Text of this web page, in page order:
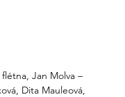
Jan Molva –
Dita Mauleová,